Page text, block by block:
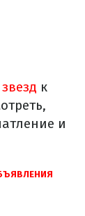
к
и